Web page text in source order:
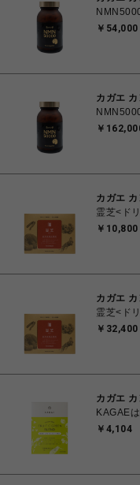
￥54,000
カガエ
￥
カガエ
霊芝<ド
￥10,800
カガエ
霊芝<ド
￥32,400
カガエ
KAGAE
￥4,104